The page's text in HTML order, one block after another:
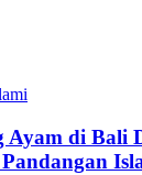
Ayam di Bali